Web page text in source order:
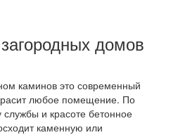
домов
каминов это современный
любое помещение. По
службы и красоте бетонное
каменную или